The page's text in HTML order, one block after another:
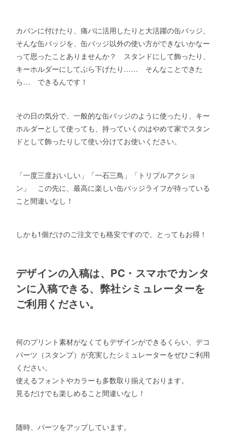
カバンに付けたり、痛バに活用したりと大活躍の缶バッジ、
そんな缶バッジを、缶バッジ以外の使い方ができないかなー
って思ったことありませんか？ スタンドにして飾ったり、
キーホルダーにしてぶら下げたり…… そんなことできた
ら… できるんです！
その日の気分で、一般的な缶バッジのように使ったり、キー
ホルダーとして使っても、持っていくのはやめて家でスタン
ドとして飾ったりして使い分けてお使いください。
「一度三度おいしい」「一石三鳥」「トリプルアクショ
ン」 この先に、最高に楽しい缶バッジライフが待っている
こと間違いなし！
しかも1個だけのご注文でも格安ですので、とってもお得！
デザインの入稿は、PC・スマホでカンタ
ンに入稿できる、弊社シミュレーターを
ご利用ください。
何のプリント素材がなくてもデザインができるくらい、デコ
パーツ（スタンプ）が充実したシミュレーターをぜひご利用
ください。
使えるフォントやカラーも多数取り揃えております。
見るだけでも楽しめること間違いなし！
随時、パーツをアップしています。